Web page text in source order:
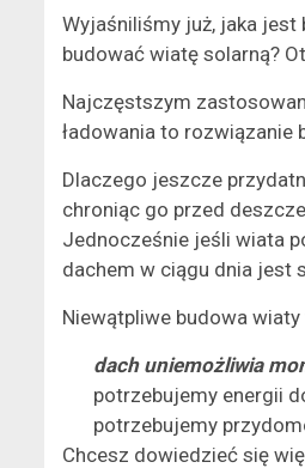
Wyjaśniliśmy już, jaka
budować wiatę solarną?
Najczęstszym
ładowania to rozwiązanie
Dlaczego jeszcze
chroniąc go przed
Jednocześnie jeśli wiata
dachem w ciągu dnia jest
Niewątpliwe budowa
dach uniemożliwia
potrzebujemy energii
potrzebujemy
Chcesz dowiedzieć się